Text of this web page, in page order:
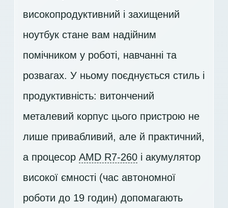
високопродуктивний і захищений
ноутбук стане вам надійним
помічником у роботі, навчанні та
розвагах. У ньому поєднується стиль і
продуктивність: витончений
металевий корпус цього пристрою не
лише привабливий, але й практичний,
а процесор AMD R7-260 і акумулятор
високої ємності (час автономної
роботи до 19 годин) допомагають